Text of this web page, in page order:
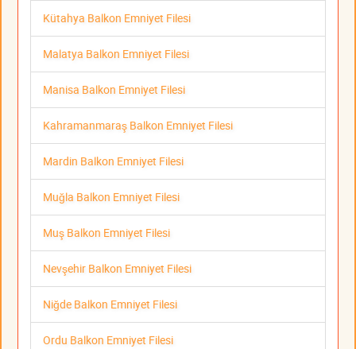
Kütahya Balkon Emniyet Filesi
Malatya Balkon Emniyet Filesi
Manisa Balkon Emniyet Filesi
Kahramanmaraş Balkon Emniyet Filesi
Mardin Balkon Emniyet Filesi
Muğla Balkon Emniyet Filesi
Muş Balkon Emniyet Filesi
Nevşehir Balkon Emniyet Filesi
Niğde Balkon Emniyet Filesi
Ordu Balkon Emniyet Filesi